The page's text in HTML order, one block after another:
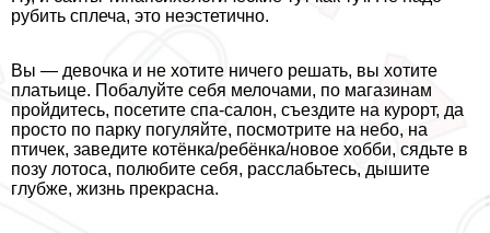
рубить сплеча, это неэстетично.
Вы — дeвoчка и не хотите ничего решать, вы хотите
платьице. Побалуйте себя мелочами, по магазинам
пройдитесь, посетите спа-салон, съездите на курорт, да
просто по парку погуляйте, посмотрите на небо, на
птичек, заведите котёнка/ребёнка/новое хобби, сядьте в
позу лотоса, полюбите себя, расслабьтесь, дышите
глубже, жизнь прекрасна.